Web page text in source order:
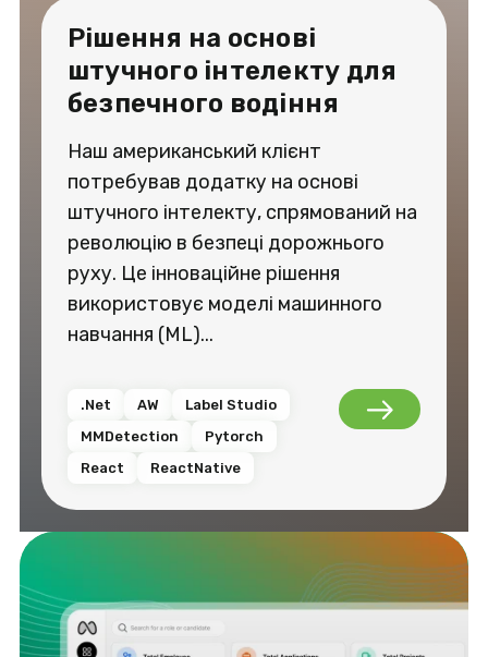
Рішення на основі
штучного інтелекту для
безпечного водіння
Наш американський клієнт
потребував додатку на основі
штучного інтелекту, спрямований на
революцію в безпеці дорожнього
руху. Це інноваційне рішення
використовує моделі машинного
навчання (ML)...
.Net AW
Label Studio
MMDetection
Pytorch
React
ReactNative